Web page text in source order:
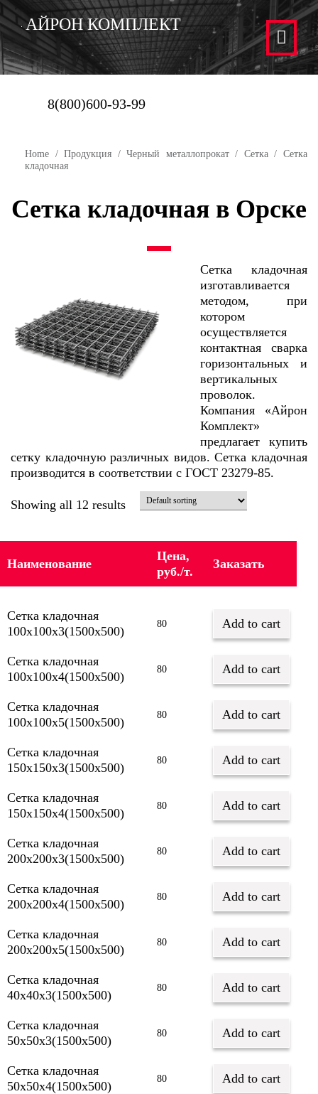
АЙРОН КОМПЛЕКТ
8(800)600-93-99
Home /Продукция /Черный металлопрокат/ Сетка/ Сетка
кладочная
Сетка кладочная в Орске
Сетка кладочная
изготавливается
методом, при
котором
осуществляется
контактная сварка
горизонтальных и
вертикальных
проволок.
Компания «Айрон
Комплект»
предлагает купить
сетку кладочную различных видов. Сетка кладочная
производится в соответствии с ГОСТ 23279-85.
Showing all 12 results
Наименование
Цена,
руб./т.
Заказать
Сетка кладочная
100х100х3(1500х500)
80 Add to cart
Сетка кладочная
100х100х4(1500х500)
80 Add to cart
Сетка кладочная
100х100х5(1500х500)
80 Add to cart
Сетка кладочная
150х150х3(1500х500)
80 Add to cart
Сетка кладочная
150х150х4(1500х500)
80 Add to cart
Сетка кладочная
200х200х3(1500х500)
80 Add to cart
Сетка кладочная
200х200х4(1500х500)
80 Add to cart
Сетка кладочная
200х200х5(1500х500)
80 Add to cart
Сетка кладочная
40х40х3(1500х500)
80 Add to cart
Сетка кладочная
50х50х3(1500х500)
80 Add to cart
Сетка кладочная
50х50х4(1500х500)
80 Add to cart